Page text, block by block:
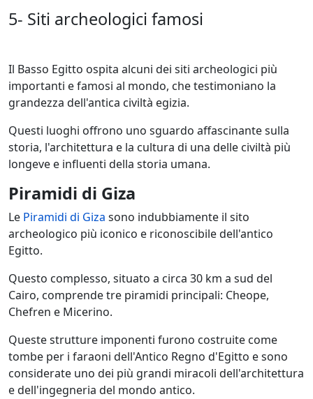
5- Siti archeologici famosi
Il Basso Egitto ospita alcuni dei siti archeologici più
importanti e famosi al mondo, che testimoniano la
grandezza dell'antica civiltà egizia.
Questi luoghi offrono uno sguardo affascinante sulla
storia, l'architettura e la cultura di una delle civiltà più
longeve e influenti della storia umana.
Piramidi di Giza
Le Piramidi di Giza sono indubbiamente il sito
archeologico più iconico e riconoscibile dell'antico
Egitto.
Questo complesso, situato a circa 30 km a sud del
Cairo, comprende tre piramidi principali: Cheope,
Chefren e Micerino.
Queste strutture imponenti furono costruite come
tombe per i faraoni dell'Antico Regno d'Egitto e sono
considerate uno dei più grandi miracoli dell'architettura
e dell'ingegneria del mondo antico.